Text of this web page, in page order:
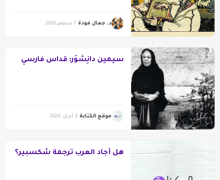
د. جمال فودة 7 سبتمبر 2020
سيمين دانِشوَر: قُداس فارسي
موقع الكتابة 3 أبريل 2026
هل أجاد العرب ترجمة شكسبير؟